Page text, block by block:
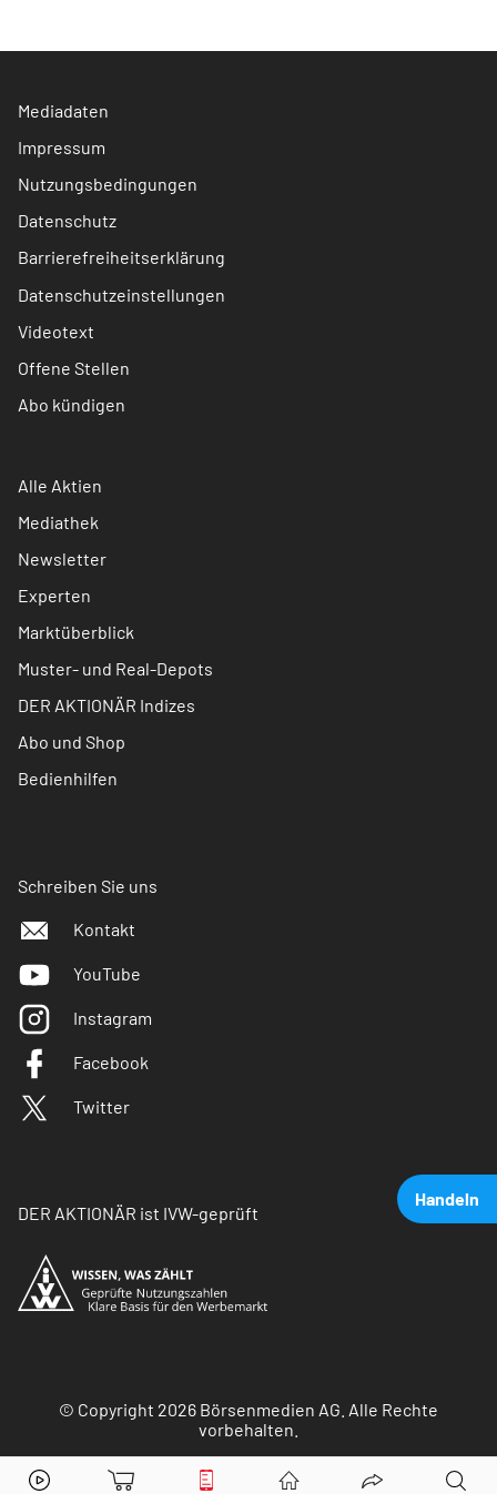
Handeln
Ballard Power Systems Aktie jetzt handeln?
Mediadaten
Impressum
Nutzungsbedingungen
Datenschutz
Barrierefreiheitserklärung
Datenschutzeinstellungen
Videotext
Offene Stellen
Abo kündigen
Alle Aktien
Mediathek
Newsletter
Experten
Marktüberblick
Muster- und Real-Depots
DER AKTIONÄR Indizes
Abo und Shop
Bedienhilfen
Schreiben Sie uns
Kontakt
YouTube
Instagram
Facebook
Twitter
DER AKTIONÄR ist IVW-geprüft
© Copyright 2026 Börsenmedien AG. Alle Rechte
vorbehalten.